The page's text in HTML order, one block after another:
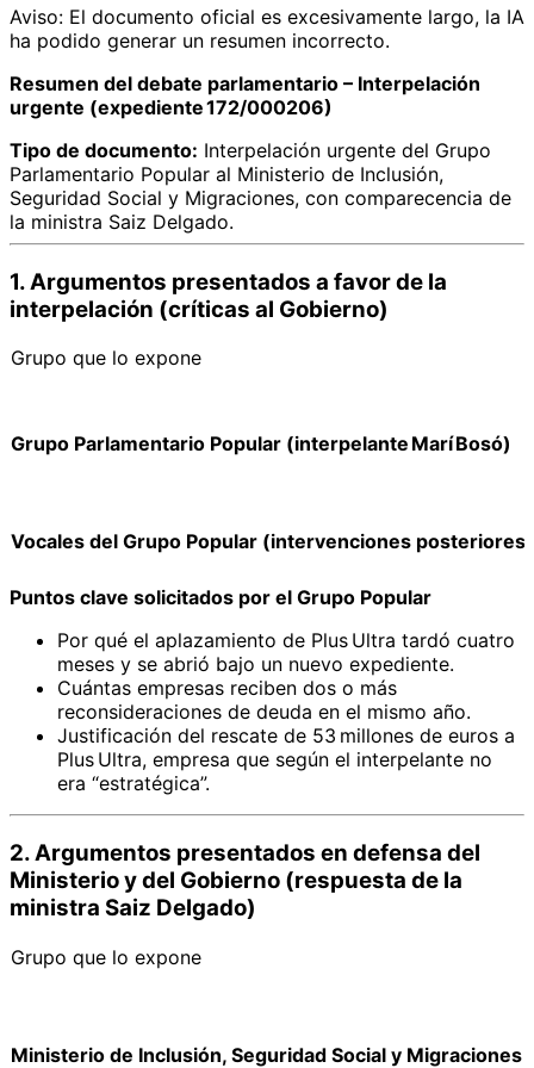
Aviso: El documento oficial es excesivamente largo, la IA
ha podido generar un resumen incorrecto.
Resumen del debate parlamentario – Interpelación
urgente (expediente 172/000206)
Tipo de documento: Interpelación urgente del Grupo
Parlamentario Popular al Ministerio de Inclusión,
Seguridad Social y Migraciones, con comparecencia de
la ministra Saiz Delgado.
1. Argumentos presentados a favorde la
interpelación (críticas al Gobierno)
Grupo que lo expone
Grupo Parlamentario Popular (interpelante Marí Bosó)
Vocales del Grupo Popular (intervenciones posteriores)
Puntos clave solicitados por el Grupo Popular
Por qué el aplazamiento de Plus Ultra tardó cuatro
meses y se abrió bajo un nuevo expediente.
Cuántas empresas reciben dos o más
reconsideraciones de deuda en el mismo año.
Justificación del rescate de 53 millones de euros a
Plus Ultra, empresa que según el interpelante no
era “estratégica”.
2. Argumentos presentados en defensa del
Ministerio y del Gobierno (respuesta de la
ministra Saiz Delgado)
Grupo que lo expone
Ministerio de Inclusión, Seguridad Social y Migraciones